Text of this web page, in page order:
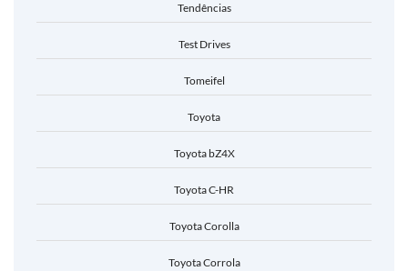
Tendências
Test Drives
Tomeifel
Toyota
Toyota bZ4X
Toyota C-HR
Toyota Corolla
Toyota Corrola